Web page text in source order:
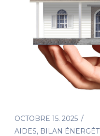
OCTOBRE 15. 2025
AIDES, BILAN